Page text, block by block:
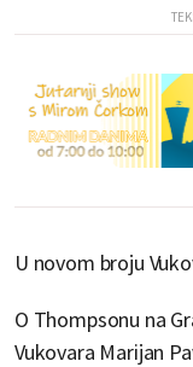
U novom broju
O Thompsonu na
Vukovara Marijan